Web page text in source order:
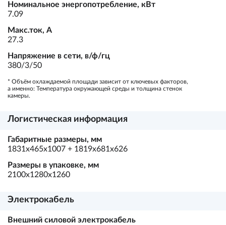
Номинальное энергопотребление, кВт
7.09
Макс.ток, А
27.3
Напряжение в сети, в/ф/гц
380/3/50
* Объём охлаждаемой площади зависит от ключевых факторов,
а именно: Температура окружающей среды и толщина стенок
камеры.
Логистическая информация
Габаритные размеры, мм
1831x465x1007 + 1819x681x626
Размеры в упаковке, мм
2100x1280x1260
Электрокабель
Внешний силовой электрокабель